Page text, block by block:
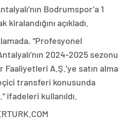
Bodrumspor’a 1
kiralandığını açıkladı.
“Profesyonel
2024-2025 sezonu
A.Ş.’ye satın alma
transferi konusunda
ifadeleri kullanıldı.